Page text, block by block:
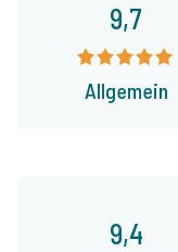
9,7
Allgemein
9,4